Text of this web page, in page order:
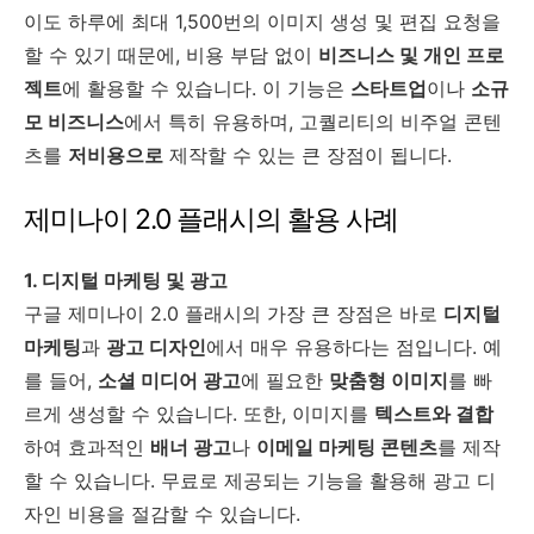
이도 하루에 최대 1,500번의 이미지 생성 및 편집 요청을
할 수 있기 때문에, 비용 부담 없이 비즈니스 및 개인 프로
젝트에 활용할 수 있습니다. 이 기능은 스타트업이나 소규
모 비즈니스에서 특히 유용하며, 고퀄리티의 비주얼 콘텐
츠를 저비용으로 제작할 수 있는 큰 장점이 됩니다.
제미나이 2.0 플래시의 활용 사례
1. 디지털 마케팅 및 광고
구글 제미나이 2.0 플래시의 가장 큰 장점은 바로 디지털
마케팅과 광고 디자인에서 매우 유용하다는 점입니다. 예
를 들어, 소셜 미디어 광고에 필요한 맞춤형 이미지를 빠
르게 생성할 수 있습니다. 또한, 이미지를 텍스트와 결합
하여 효과적인 배너 광고나 이메일 마케팅 콘텐츠를 제작
할 수 있습니다. 무료로 제공되는 기능을 활용해 광고 디
자인 비용을 절감할 수 있습니다.